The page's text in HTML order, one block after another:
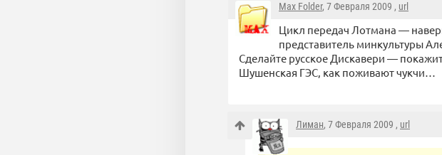
Max Folder, 7 Февраля 2009 , url
Цикл передач Лотмана —
представитель минкультуры
Сделайте русское Дискавери —
Шушенская ГЭС, как поживают чукчи…
Лиман, 7 Февраля 2009 , url